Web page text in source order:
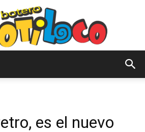
Notiloco
es el nuevo